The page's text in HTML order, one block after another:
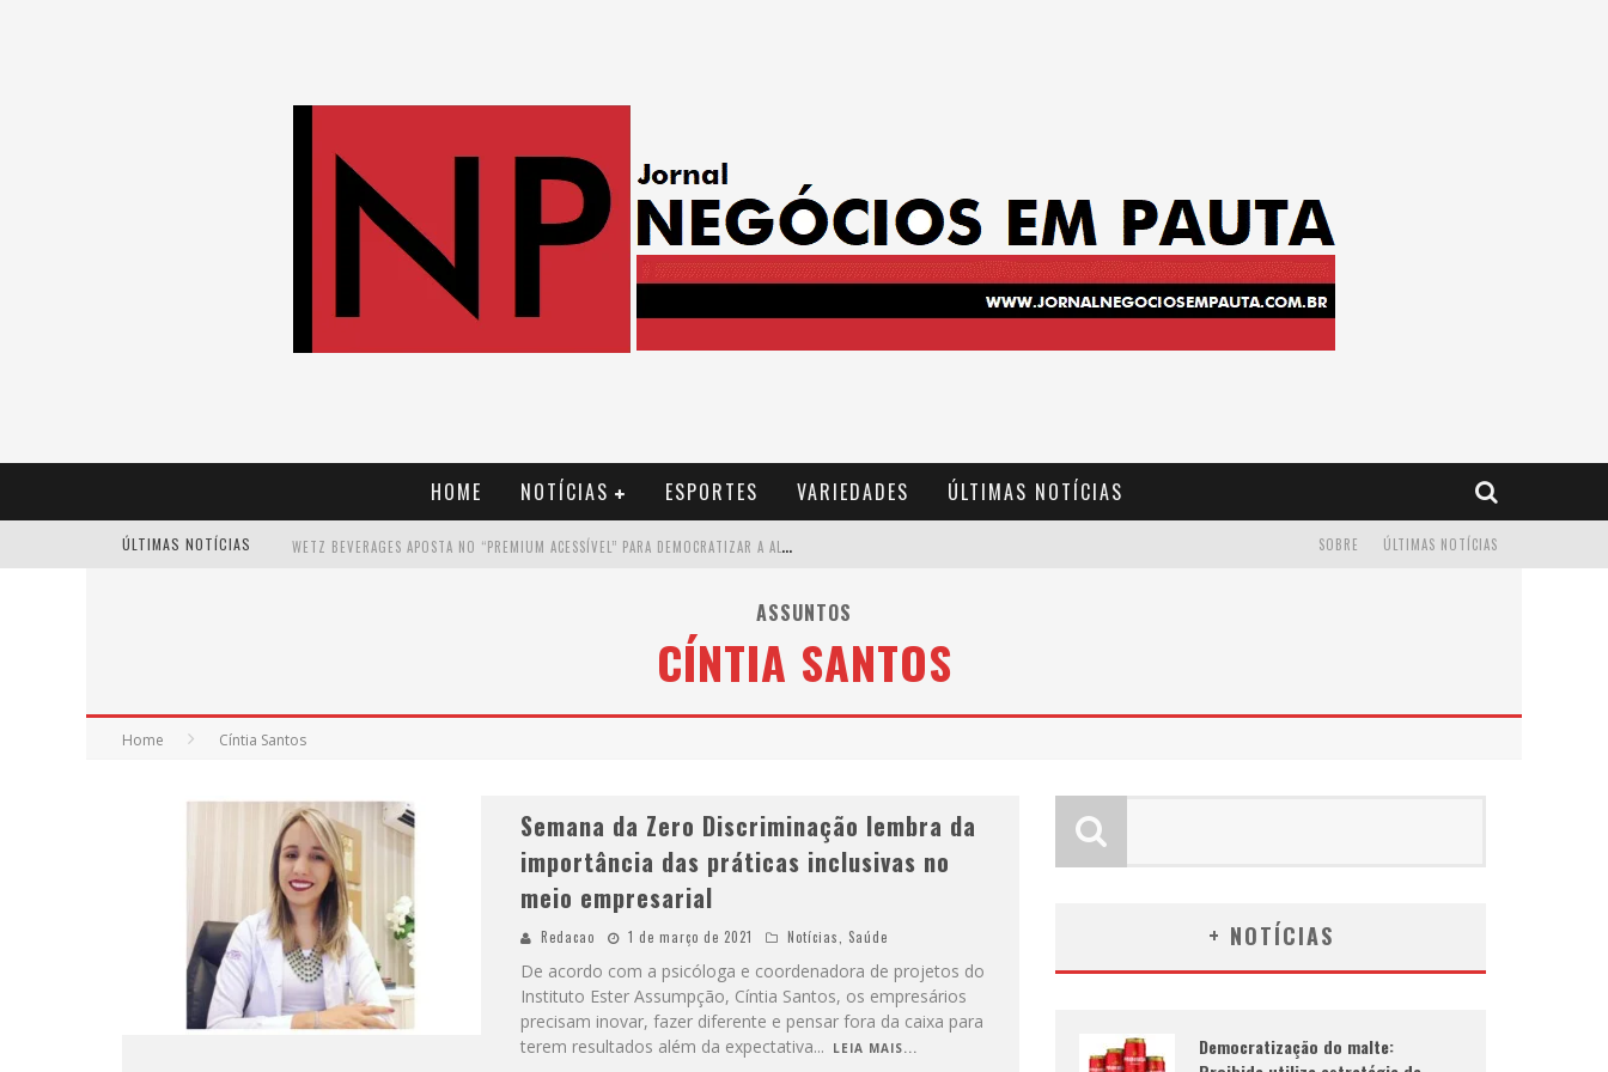
HOME NOTÍCIAS ESPORTES VARIEDADES ÚLTIMAS NOTÍCIAS
ÚLTIMAS NOTÍCIAS W
ETZ BEVERAGES APOSTA NO “PREMIUM ACESSÍVEL” PARA DEMOCRATIZAR A ALTA COQUETELARIA COM GARRAFAS DE 1 LITRO
C
OMO A CORTEX SEDUZIU GOOGLE, AWS E MCDONALD’S COM IA PARA O GO-TO-MARKET
ÚLTIMAS NOTÍCIAS
SOBRE
ASSUNTOS
CÍNTIA SANTOS
Home Cíntia Santos
Semana da Zero Discriminação lembra da
importância das práticas inclusivas no
meio empresarial
Redacao 1 de março de 2021 Notícias Saúde
De acordo com a psicóloga e coordenadora de projetos do
Instituto Ester Assumpção, Cíntia Santos, os empresários
precisam inovar, fazer diferente e pensar fora da caixa para
terem resultados além da expectativa... LEIA MAIS...
+ NOTÍCIAS
Democratização do malte: